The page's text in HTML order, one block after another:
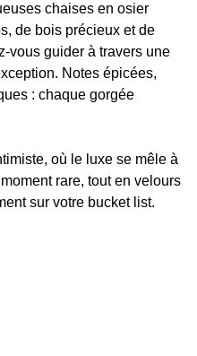
chaises en osier
de bois précieux et de
vous guider à travers une
Notes épicées,
: chaque gorgée
où le luxe se mêle à
rare, tout en velours
sur votre bucket list.